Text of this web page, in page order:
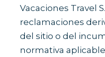
Vacaciones Travel
reclamaciones
del sitio o del
normativa